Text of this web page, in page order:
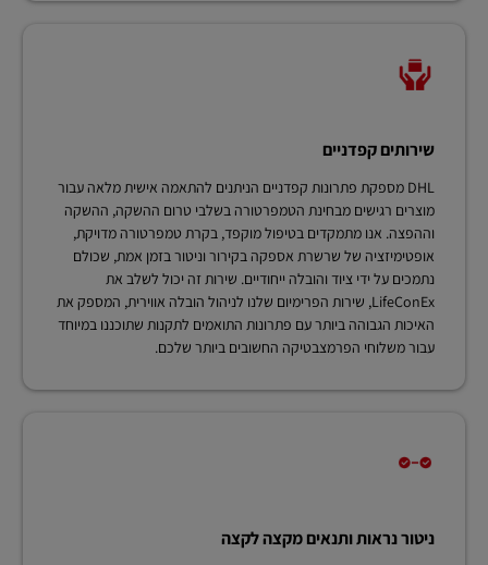
שירותים קפדניים
DHL מספקת פתרונות קפדניים הניתנים להתאמה אישית מלאה עבור
מוצרים רגישים מבחינת הטמפרטורה בשלבי טרום ההשקה, ההשקה
וההפצה. אנו מתמקדים בטיפול מוקפד, בקרת טמפרטורה מדויקת,
אופטימיזציה של שרשרת אספקה בקירור וניטור בזמן אמת, שכולם
נתמכים על ידי ציוד והובלה ייחודיים. שירות זה יכול לשלב את
LifeConEx, שירות הפרימיום שלנו לניהול הובלה אווירית, המספק את
האיכות הגבוהה ביותר עם פתרונות התואמים לתקנות שתוכננו במיוחד
עבור משלוחי הפרמצבטיקה החשובים ביותר שלכם.
ניטור נראות ותנאים מקצה לקצה